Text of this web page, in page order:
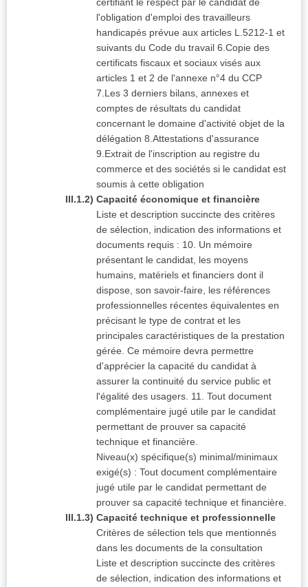
certifiant le respect par le candidat de
l'obligation d'emploi des travailleurs
handicapés prévue aux articles L.5212-1 et
suivants du Code du travail 6.Copie des
certificats fiscaux et sociaux visés aux
articles 1 et 2 de l'annexe n°4 du CCP
7.Les 3 derniers bilans, annexes et
comptes de résultats du candidat
concernant le domaine d'activité objet de la
délégation 8.Attestations d'assurance
9.Extrait de l'inscription au registre du
commerce et des sociétés si le candidat est
soumis à cette obligation
III.1.2) Capacité économique et financière
Liste et description succincte des critères
de sélection, indication des informations et
documents requis : 10. Un mémoire
présentant le candidat, les moyens
humains, matériels et financiers dont il
dispose, son savoir-faire, les références
professionnelles récentes équivalentes en
précisant le type de contrat et les
principales caractéristiques de la prestation
gérée. Ce mémoire devra permettre
d'apprécier la capacité du candidat à
assurer la continuité du service public et
l'égalité des usagers. 11. Tout document
complémentaire jugé utile par le candidat
permettant de prouver sa capacité
technique et financière.
Niveau(x) spécifique(s) minimal/minimaux
exigé(s) : Tout document complémentaire
jugé utile par le candidat permettant de
prouver sa capacité technique et financière.
III.1.3) Capacité technique et professionnelle
Critères de sélection tels que mentionnés
dans les documents de la consultation
Liste et description succincte des critères
de sélection, indication des informations et